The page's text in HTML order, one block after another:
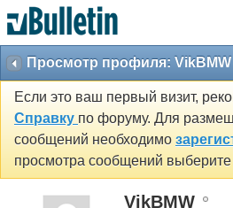
Просмотр профиля: VikBMW
Если это ваш первый визит,
Справку по форуму. Для
сообщений необходимо
просмотра сообщений выберите
VikBMW